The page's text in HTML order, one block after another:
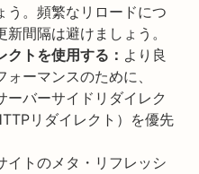
う。頻繁なリロードにつ
間隔は避けましょう。
トを使用する： より良
ーマンスのために、
バーサイドリダイレク
リダイレクト）を優先
イトのメタ・リフレッシ